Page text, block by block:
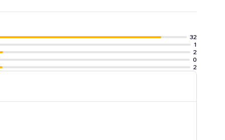
32
1
2
0
2